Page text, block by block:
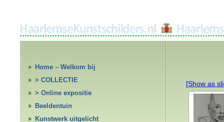
Home – Welkom bij
HaarlemseKunstschilders.nl
> COLLECTIE
> Online expositie
Beeldentuin
Kunstwerk uitgelicht
[Show as